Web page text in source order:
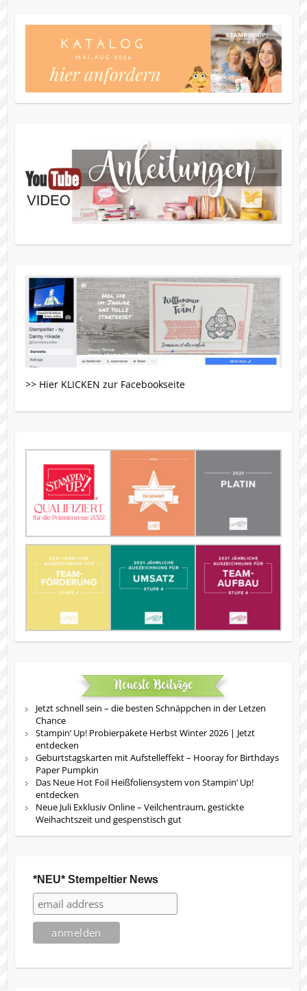
>> Hier KLICKEN zur Facebookseite
Neueste Beiträge
Jetzt schnell sein – die besten Schnäppchen in der Letzen
Chance
Stampin‘ Up! Probierpakete Herbst Winter 2026 | Jetzt
entdecken
Geburtstagskarten mit Aufstelleffekt – Hooray for Birthdays
Paper Pumpkin
Das Neue Hot Foil Heißfoliensystem von Stampin‘ Up!
entdecken
Neue Juli Exklusiv Online – Veilchentraum, gestickte
Weihachtszeit und gespenstisch gut
*NEU* Stempeltier News